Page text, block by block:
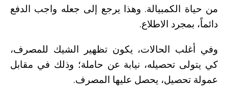
من حياة الكمبيالة. وهذا يرجع إلى جعله واجب الدفع
دائماً، بمجرد الاطلاع.
وفي أغلب الحالات، يكون تظهير الشيك للمصرف،
كي يتولى تحصيله، نيابة عن حاملة؛ وذلك في مقابل
عمولة تحصيل، يحصل عليها المصرف.